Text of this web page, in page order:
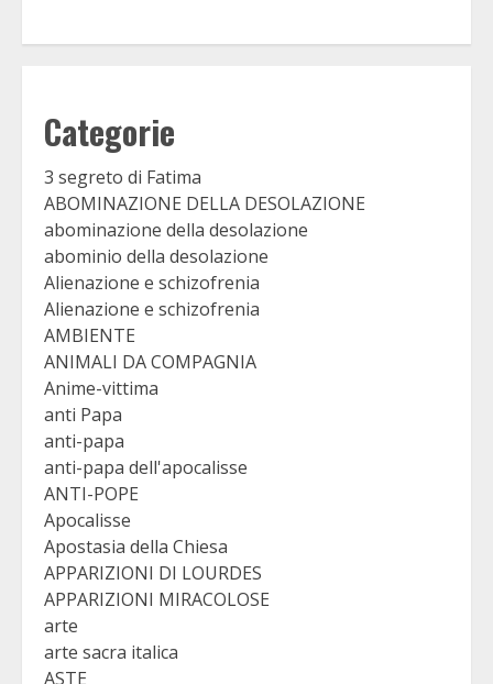
Categorie
3 segreto di Fatima
ABOMINAZIONE DELLA DESOLAZIONE
abominazione della desolazione
abominio della desolazione
Alienazione e schizofrenia
Alienazione e schizofrenia
AMBIENTE
ANIMALI DA COMPAGNIA
Anime-vittima
anti Papa
anti-papa
anti-papa dell'apocalisse
ANTI-POPE
Apocalisse
Apostasia della Chiesa
APPARIZIONI DI LOURDES
APPARIZIONI MIRACOLOSE
arte
arte sacra italica
ASTE